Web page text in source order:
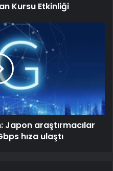
Kursu Etkinliği
Japon araştırmacılar
hıza ulaştı